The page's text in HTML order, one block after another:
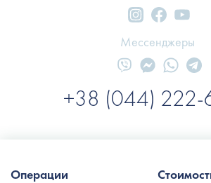
+38 (044) 222-
Мессенджеры
Операции